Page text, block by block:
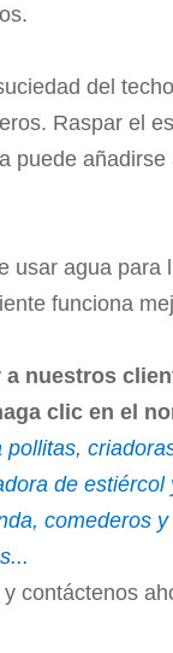
del
Raspar el
puede
usar agua
funciona
nuestros
clic en el
de estiércol
comederos
contáctenos